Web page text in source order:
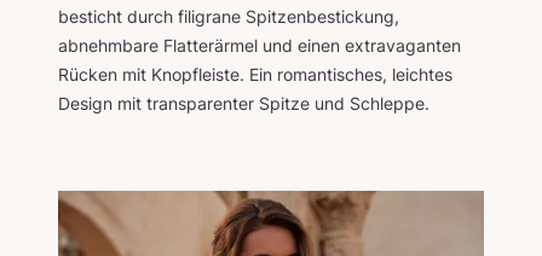
besticht durch filigrane Spitzenbestickung,
abnehmbare Flatterärmel und einen extravaganten
Rücken mit Knopfleiste. Ein romantisches, leichtes
Design mit transparenter Spitze und Schleppe.